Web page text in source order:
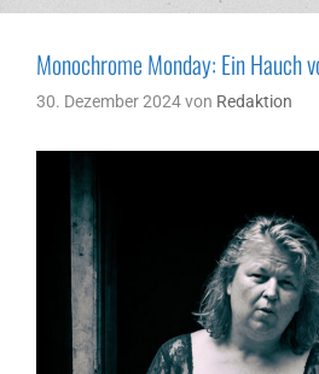
Monochrome Monday: Ein Hauch
30. Dezember 2024von Redaktion